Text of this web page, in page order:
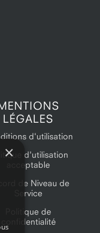
LÉGALES
d'utilisation
d'utilisation
acceptable
de Niveau de
Service
Politique de
confidentialité
×